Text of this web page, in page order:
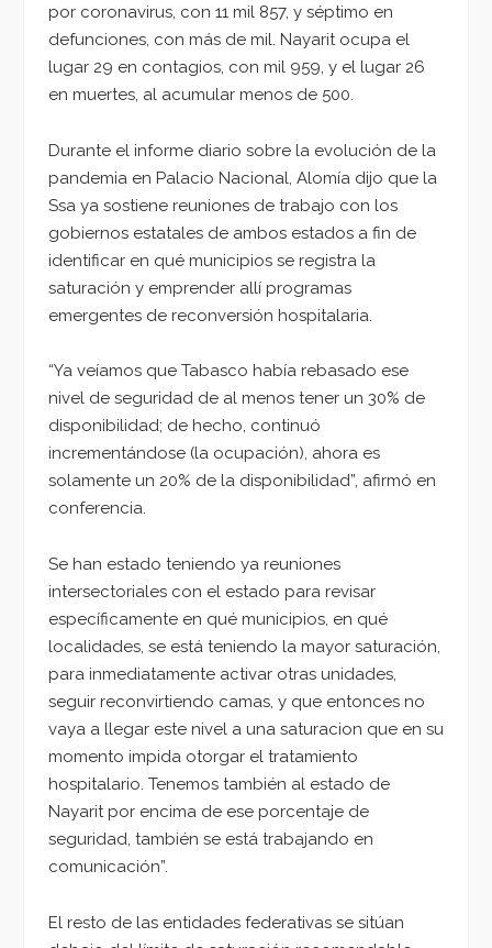
por coronavirus, con 11 mil 857, y séptimo en
defunciones, con más de mil. Nayarit ocupa el
lugar 29 en contagios, con mil 959, y el lugar 26
en muertes, al acumular menos de 500.
Durante el informe diario sobre la evolución de la
pandemia en Palacio Nacional, Alomía dijo que la
Ssa ya sostiene reuniones de trabajo con los
gobiernos estatales de ambos estados a fin de
identificar en qué municipios se registra la
saturación y emprender allí programas
emergentes de reconversión hospitalaria.
“Ya veíamos que Tabasco había rebasado ese
nivel de seguridad de al menos tener un 30% de
disponibilidad; de hecho, continuó
incrementándose (la ocupación), ahora es
solamente un 20% de la disponibilidad”, afirmó en
conferencia.
Se han estado teniendo ya reuniones
intersectoriales con el estado para revisar
específicamente en qué municipios, en qué
localidades, se está teniendo la mayor saturación,
para inmediatamente activar otras unidades,
seguir reconvirtiendo camas, y que entonces no
vaya a llegar este nivel a una saturacion que en su
momento impida otorgar el tratamiento
hospitalario. Tenemos también al estado de
Nayarit por encima de ese porcentaje de
seguridad, también se está trabajando en
comunicación”.
El resto de las entidades federativas se sitúan